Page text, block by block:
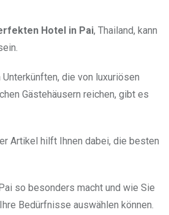
Hotel in Pai, Thailand, kann
die von luxuriösen
Gästehäusern reichen, gibt es
Artikel hilft Ihnen dabei, die besten
so besonders macht und wie Sie
Bedürfnisse auswählen können.